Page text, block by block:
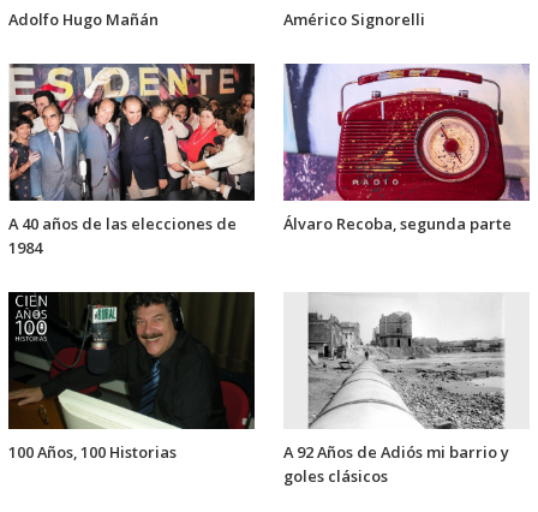
Adolfo Hugo Mañán Américo Signorelli
A 40 años de las elecciones de
1984
Álvaro Recoba, segunda parte
100 Años, 100 Historias
A 92 Años de Adiós mi barrio y
goles clásicos